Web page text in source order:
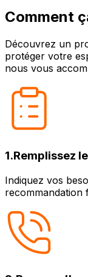
Comment
Découvrez un
protéger votre
nous vous
1.Remplissez
Indiquez vos
recommandation